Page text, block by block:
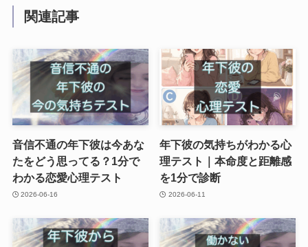
関連記事
音信不通の年下彼は今あな
たをどう思ってる？1分で
わかる恋愛心理テスト
2026-06-16
年下彼の気持ちがわかる心
理テスト｜本命度と距離感
を1分で診断
2026-06-11